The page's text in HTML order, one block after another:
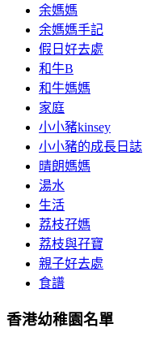
余媽媽
余媽媽手記
假日好去處
和牛B
和牛媽媽
家庭
小小豬kinsey
小小豬的成長日誌
晴朗媽媽
湯水
生活
荔枝孖媽
荔枝與孖寶
親子好去處
食譜
香港幼稚園名單